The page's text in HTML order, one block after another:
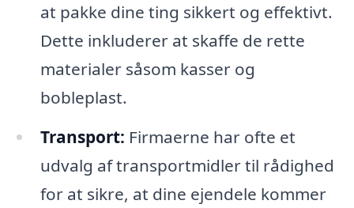
at pakke dine ting sikkert og effektivt.
Dette inkluderer at skaffe de rette
materialer såsom kasser og
bobleplast.
Transport: Firmaerne har ofte et
udvalg af transportmidler til rådighed
for at sikre, at dine ejendele kommer